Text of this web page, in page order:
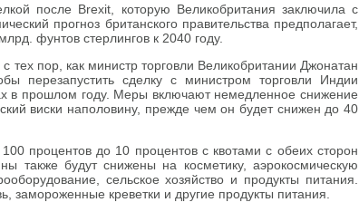
после Brexit, которую Великобритания заключила с
прогноз британского правительства предполагает,
фунтов стерлингов к 2040 году.
тех пор, как министр торговли Великобритании Джонатан
перезапустить сделку с министром торговли Индии
в прошлом году. Меры включают немедленное снижение
виски наполовину, прежде чем он будет снижен до 40
процентов до 10 процентов с квотами с обеих сторон
также будут снижены на косметику, аэрокосмическую
сельское хозяйство и продукты питания.
замороженные креветки и другие продукты питания.